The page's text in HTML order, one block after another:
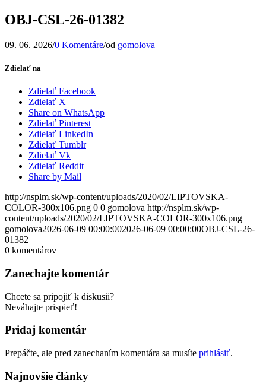
OBJ-CSL-26-01382
09. 06. 2026/0 Komentáre/od gomolova
Zdielať na
Zdielať Facebook
Zdielať X
Share on WhatsApp
Zdielať Pinterest
Zdielať LinkedIn
Zdielať Tumblr
Zdielať Vk
Zdielať Reddit
Share by Mail
http://nsplm.sk/wp-content/uploads/2020/02/LIPTOVSKA-
COLOR-300x106.png 0 0 gomolova http://nsplm.sk/wp-
content/uploads/2020/02/LIPTOVSKA-COLOR-300x106.png
gomolova2026-06-09 00:00:002026-06-09 00:00:00OBJ-CSL-26-
01382
0 komentárov
Zanechajte komentár
Chcete sa pripojiť k diskusii?
Neváhajte prispieť!
Pridaj komentár
Prepáčte, ale pred zanechaním komentára sa musíte prihlásiť.
Najnovšie články